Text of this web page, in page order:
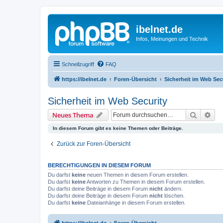
ibelnet.de
Infos, Meinungen und Technik
Schnellzugriff FAQ
https://ibelnet.de Foren-Übersicht Sicherheit im Web
Sicherheit im Web Security
Neues Thema Suche
In diesem Forum gibt es keine Themen oder Beiträge.
Zurück zur Foren-Übersicht
BERECHTIGUNGEN IN DIESEM FORUM
Du darfst keine neuen Themen in diesem Forum erstellen.
Du darfst keineAntworten zu Themen in diesem Forum erstellen.
Du darfst deine Beiträge in diesem Forum nicht ändern.
Du darfst deine Beiträge in diesem Forum nicht löschen.
Du darfst keine Dateianhänge in diesem Forum erstellen.